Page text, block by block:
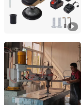
Wanlong Times
Fujian, China